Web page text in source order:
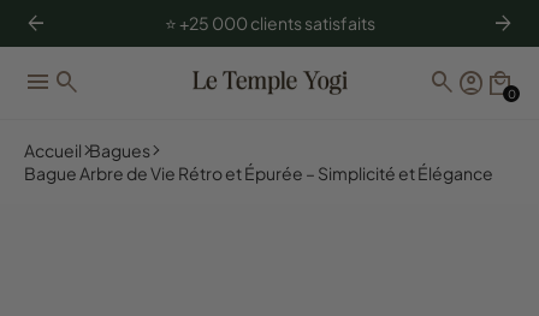
arrow_back arrow_forward
⭐️ +25 000 clients satisfaits
menu search search account_circle local_mall
0
Accueil Bagues
Bague Arbre de Vie Rétro et Épurée – Simplicité et Élégance